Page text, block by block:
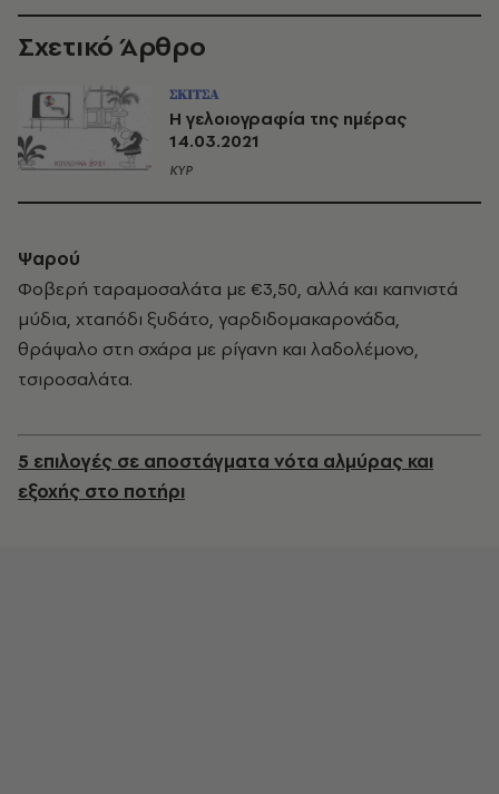
Σχετικό Άρθρο
ΣΚΙΤΣΑ
Η γελοιογραφία της ημέρας
14.03.2021
ΚΥΡ
Ψαρού
Φοβερή ταραμοσαλάτα με €3,50, αλλά και καπνιστά
μύδια, χταπόδι ξυδάτο, γαρδιδομακαρονάδα,
θράψαλο στη σχάρα με ρίγανη και λαδολέμονο,
τσιροσαλάτα.
5 επιλογές σε αποστάγματα νότα αλμύρας και
εξοχής στο ποτήρι